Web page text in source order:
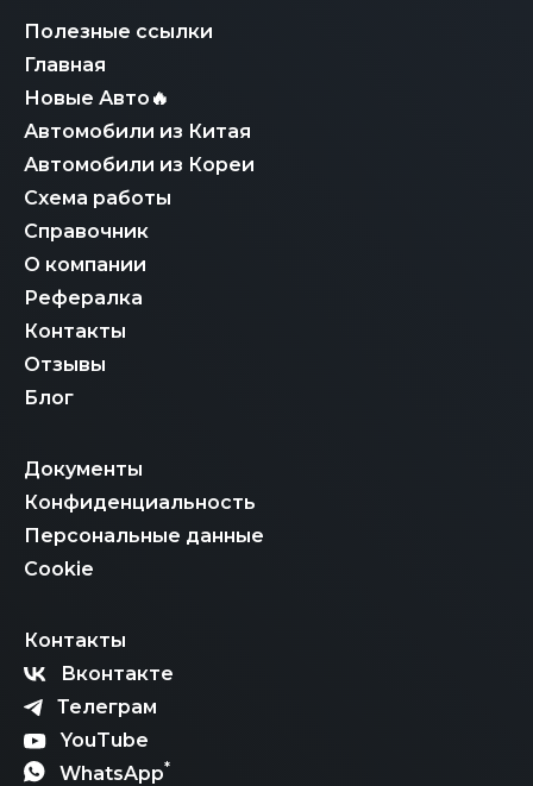
Полезные ссылки
Главная
Новые Авто🔥
Автомобили из Китая
Автомобили из Кореи
Схема работы
Справочник
О компании
Рефералка
Контакты
Отзывы
Блог
Документы
Конфиденциальность
Персональные данные
Cookie
Контакты
Вконтакте
Телеграм
YouTube
WhatsApp*